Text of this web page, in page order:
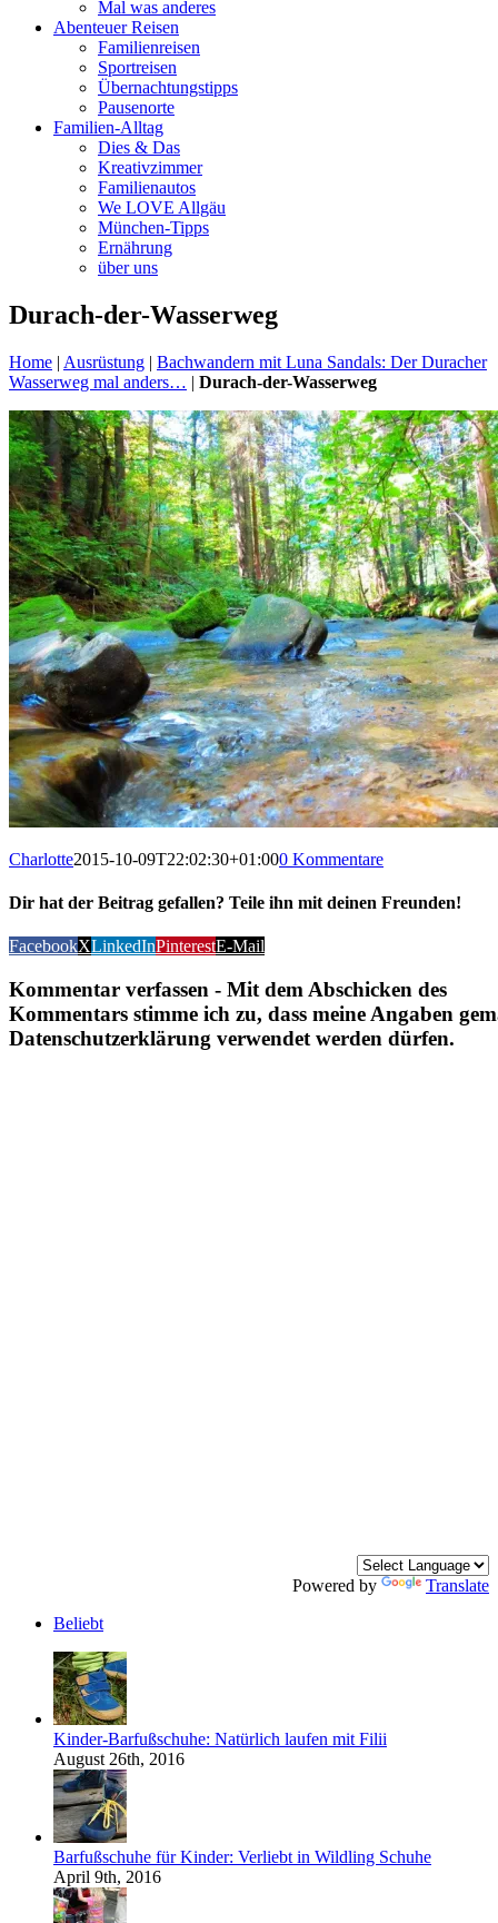
Mal was anderes
Abenteuer Reisen
Familienreisen
Sportreisen
Übernachtungstipps
Pausenorte
Familien-Alltag
Dies & Das
Kreativzimmer
Familienautos
We LOVE Allgäu
München-Tipps
Ernährung
über uns
Durach-der-Wasserweg
Home | Ausrüstung | Bachwandern mit Luna Sandals: Der Duracher
Wasserweg mal anders… | Durach-der-Wasserweg
Charlotte2015-10-09T22:02:30+01:000 Kommentare
Dir hat der Beitrag gefallen? Teile ihn mit deinen Freunden!
FacebookXLinkedInPinterestE-Mail
Kommentar verfassen - Mit dem Abschicken des
Kommentars stimme ich zu, dass meine Angaben
Datenschutzerklärung verwendet werden dürfen.
Powered by
Translate
Beliebt
Kinder-Barfußschuhe: Natürlich laufen mit Filii
August 26th, 2016
Barfußschuhe für Kinder: Verliebt in Wildling Schuhe
April 9th, 2016